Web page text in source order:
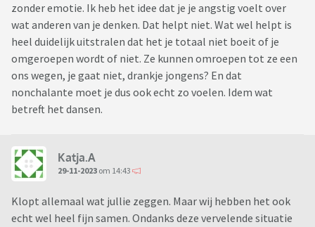
zonder emotie. Ik heb het idee dat je je angstig voelt over
wat anderen van je denken. Dat helpt niet. Wat wel helpt is
heel duidelijk uitstralen dat het je totaal niet boeit of je
omgeroepen wordt of niet. Ze kunnen omroepen tot ze een
ons wegen, je gaat niet, drankje jongens? En dat
nonchalante moet je dus ook echt zo voelen. Idem wat
betreft het dansen.
Katja.A
29-11-2023 om 14:43
Klopt allemaal wat jullie zeggen. Maar wij hebben het ook
echt wel heel fijn samen. Ondanks deze vervelende situatie